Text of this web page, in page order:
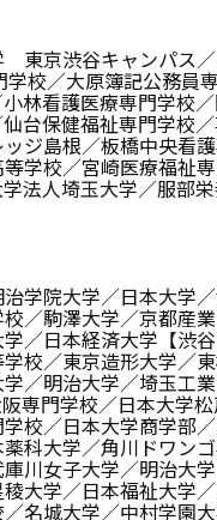
東京渋谷キャンパ
校／大原簿記公務員
林看護医療専門学校
台保健福祉専門学校
ジ島根／板橋中央看
学校／宮崎医療福祉
法人埼玉大学／服部
学院大学／日本大学
／駒澤大学／京都産
／日本経済大学【渋
校／東京造形大学／
／明治大学／埼玉工
専門学校／日本大学
校／日本大学商学部
科大学／角川ドワン
庫川女子大学／明治
大学／日本福祉大学
名城大学／中村学園